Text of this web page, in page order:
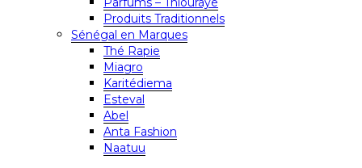
Produits Traditionnels
Sénégal en Marques
Thé Rapie
Miagro
Karitédiema
Esteval
Abel
Anta Fashion
Naatuu